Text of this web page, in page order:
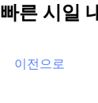
빠른 시일
이전으로